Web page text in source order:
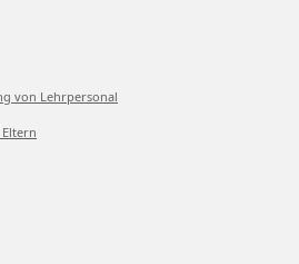
von Lehrpersonal